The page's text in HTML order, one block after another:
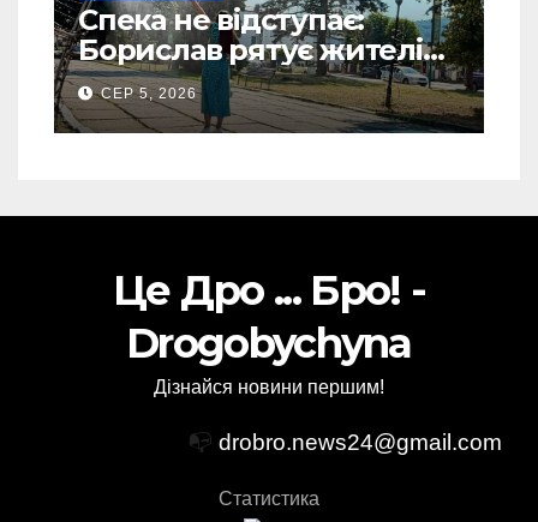
Спека не відступає:
Борислав рятує жителів
від рекордної спеки
(Фото)
СЕР 5, 2026
Це Дро ... Бро! -
Drogobychyna
Дізнайся новини першим!
📭 drobro.news24@gmail.com
Статистика